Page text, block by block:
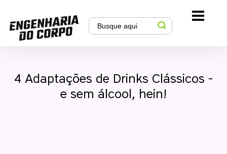
4 Adaptações de Drinks Clássicos -
e sem álcool, hein!